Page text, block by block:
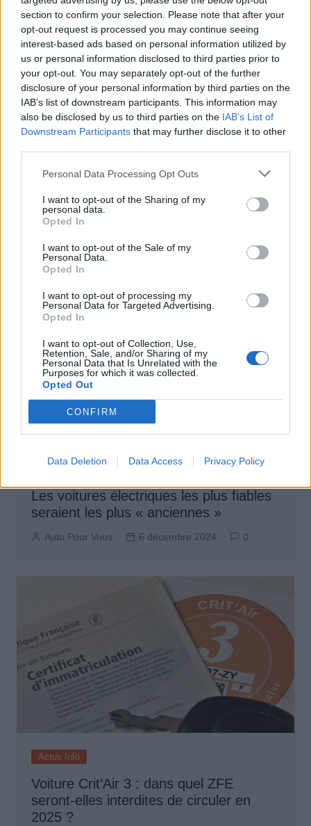
section to confirm your selection. Please note that after your
opt-out request is processed you may continue seeing
interest-based ads based on personal information utilized by
us or personal information disclosed to third parties prior to
your opt-out. You may separately opt-out of the further
disclosure of your personal information by third parties on the
IAB’s list of downstream participants. This information may
also be disclosed by us to third parties on the IAB’s List of
Downstream Participants that may further disclose it to other
Personal Data Processing Opt Outs
I want to opt-out of the Sharing of my
personal data.
Opted In
I want to opt-out of the Sale of my
Personal Data.
Opted In
I want to opt-out of processing my
Personal Data for Targeted Advertising.
Opted In
I want to opt-out of Collection, Use,
Retention, Sale, and/or Sharing of my
Personal Data that Is Unrelated with the
Purposes for which it was collected.
Opted Out
CONFIRM
Data Deletion Data Access Privacy Policy
Actus Info
Le pape François reçoit enfin une
voiture Mercedes-Benz électrique !
Auto Pour Vous 6 décembre 2024 0
Les voitures électriques les plus fiables
seraient les plus « anciennes »
Auto Pour Vous 6 décembre 2024 0
Actus Info
Voiture Crit’Air 3 : dans quel ZFE
seront-elles interdites de circuler en
2025 ?